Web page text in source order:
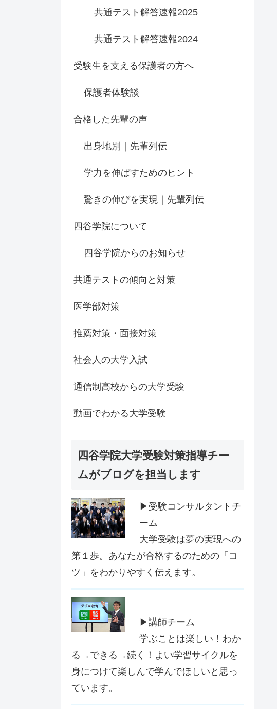
共通テスト解答速報2025
共通テスト解答速報2024
受験生を支える保護者の方へ
保護者体験談
合格した先輩の声
出身地別｜先輩列伝
学力を伸ばすためのヒント
驚きの伸びを実現｜先輩列伝
四谷学院について
四谷学院からのお知らせ
共通テストの傾向と対策
医学部対策
推薦対策・面接対策
社会人の大学入試
通信制高校からの大学受験
動画でわかる大学受験
四谷学院大学受験対策指導チー
ムがブログを担当します
▶受験コンサルタントチ
ーム
大学受験は夢の実現への
第１歩。あなたが合格するのための「コ
ツ」をわかりやすく伝えます。
▶講師チーム
学ぶことは楽しい！わか
る→できる→続く！よい学習サイクルを
身につけて楽しんで学んでほしいと思っ
ています。